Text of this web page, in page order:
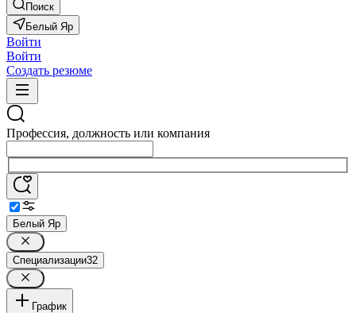
Поиск
Белый Яр
Войти
Войти
Создать резюме
Профессия, должность или компания
Белый Яр
Специализации32
График